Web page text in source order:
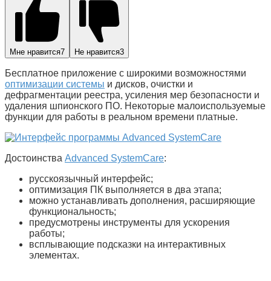
Мне нравится7 Не нравится3
Бесплатное приложение с широкими возможностями
оптимизации системы и дисков, очистки и
дефрагментации реестра, усиления мер безопасности и
удаления шпионского ПО. Некоторые малоиспользуемые
функции для работы в реальном времени платные.
Достоинства Advanced SystemCare:
русскоязычный интерфейс;
оптимизация ПК выполняется в два этапа;
можно устанавливать дополнения, расширяющие
функциональность;
предусмотрены инструменты для ускорения
работы;
всплывающие подсказки на интерактивных
элементах.